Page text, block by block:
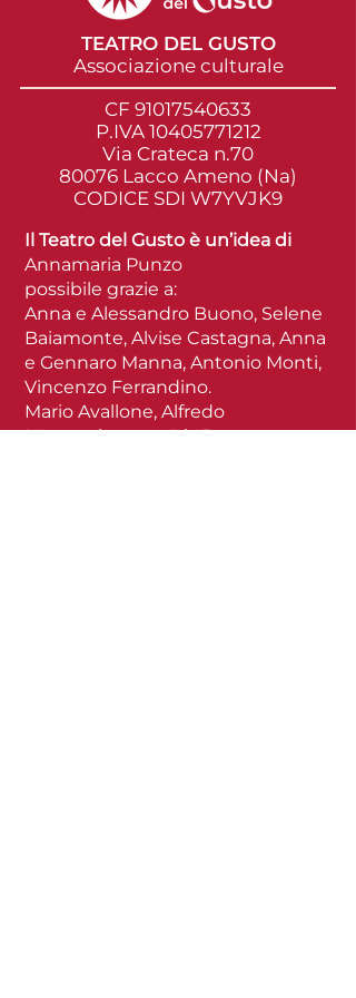
spedizioni è il modo migliore per
costruire fiducia e rassicurare i
tuoi clienti che possono
acquistare da te in tutta sicurezza.
TEATRO DEL GUSTO
Associazione culturale
CF 91017540633
P.IVA 10405771212
Via Crateca n.70
80076 Lacco Ameno (Na)
CODICE SDI W7YVJK9
Il Teatro del Gusto è un’idea di
Annamaria Punzo
possibile grazie a:
Anna e Alessandro Buono, Selene
Baiamonte, Alvise Castagna, Anna
e Gennaro Manna, Antonio Monti,
Vincenzo Ferrandino.
Mario Avallone, Alfredo
Mastrogiacomo, Iris Romano,